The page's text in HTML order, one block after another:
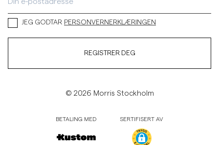
JEG GODTAR PERSONVERNERKLÆRINGEN
REGISTRER DEG
© 2026 Morris Stockholm
BETALING MED SERTIFISERT AV